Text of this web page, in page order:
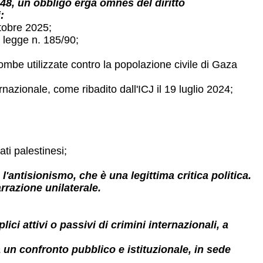
un obbligo erga omnes del diritto
2025;
n. 185/90;
utilizzate contro la popolazione civile di Gaza
come ribadito dall'ICJ il 19 luglio 2024;
palestinesi;
che è una legittima critica politica.
unilaterale.
attivi o passivi di crimini internazionali, a
confronto pubblico e istituzionale, in sede